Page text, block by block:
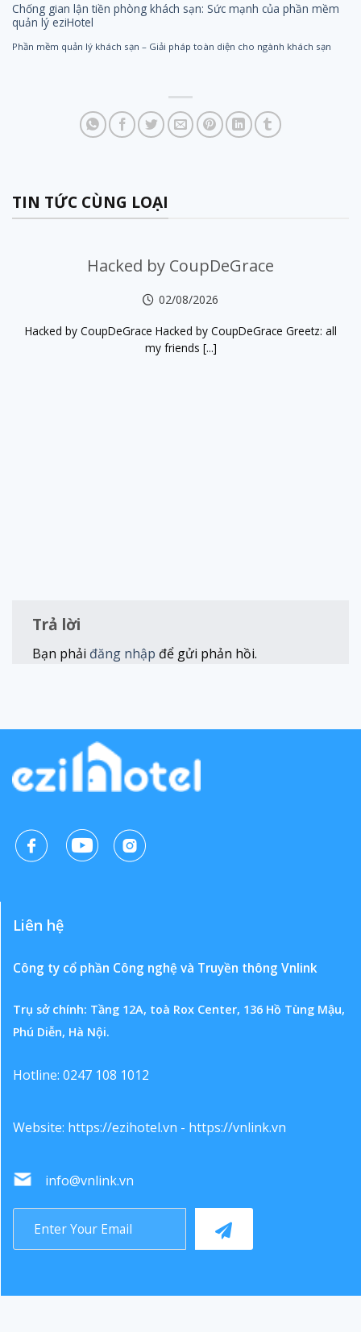
Chống gian lận tiền phòng khách sạn: Sức mạnh của phần mềm
quản lý eziHotel
Phần mềm quản lý khách sạn – Giải pháp toàn diện cho ngành khách sạn
TIN TỨC CÙNG LOẠI
Hacked by CoupDeGrace
02/08/2026
Hacked by CoupDeGrace Hacked by CoupDeGrace Greetz: all
my friends [...]
Trả lời
Bạn phải đăng nhập để gửi phản hồi.
Liên hệ
Công ty cổ phần Công nghệ và Truyền thông Vnlink
Trụ sở chính: Tầng 12A, toà Rox Center, 136 Hồ Tùng Mậu,
Phú Diễn, Hà Nội.
Hotline: 0247 108 1012
Website: https://ezihotel.vn - https://vnlink.vn
info@vnlink.vn